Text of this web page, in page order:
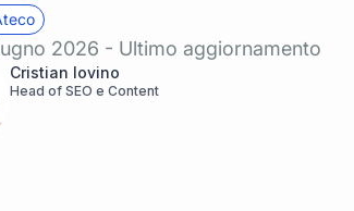
2026 - Ultimo aggiornamento
Cristian Iovino
Head of SEO e Content